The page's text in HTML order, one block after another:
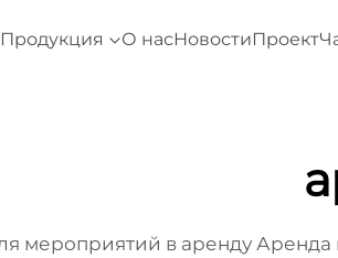
Продукция О насНовостиПроект
мероприятий в аренду Аренда